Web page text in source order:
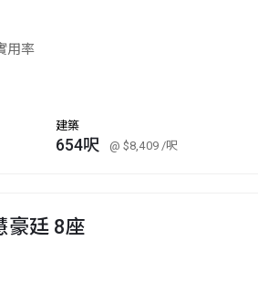
用率
建築
654呎 @ $8,409 /呎
豪廷 8座